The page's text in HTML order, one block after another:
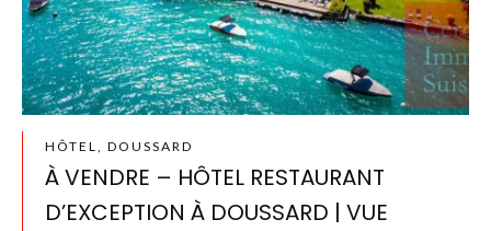
HÔTEL, DOUSSARD
À VENDRE – HÔTEL RESTAURANT
D’EXCEPTION À DOUSSARD | VUE